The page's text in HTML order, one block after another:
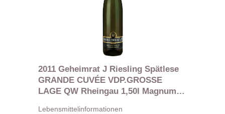
2011 Geheimrat J Riesling Spätlese
GRANDE CUVÉE VDP.GROSSE
LAGE QW Rheingau 1,50l Magnum
Lebensmittelinformationen